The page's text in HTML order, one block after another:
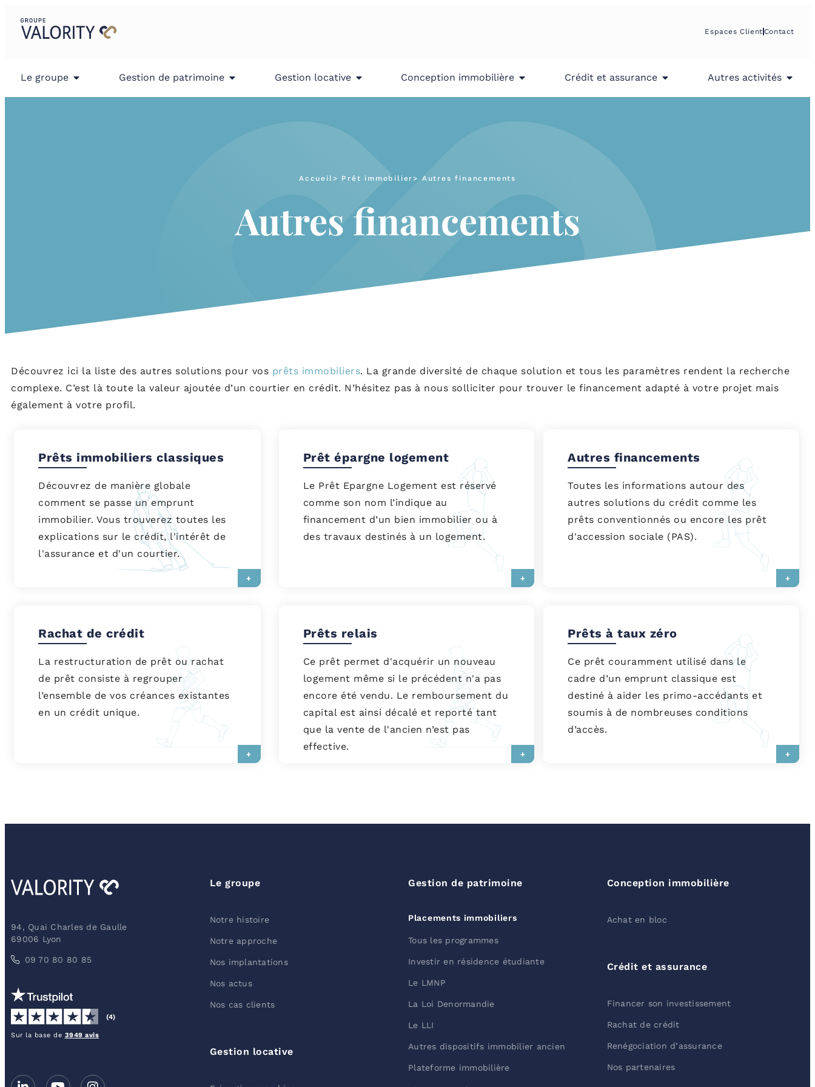
Espaces Client Contact
Le groupe Gestion de patrimoine Gestion locative Conception immobilière Crédit et assurance Autres activités
Accueil> Prêt immobilier> Autres financements
Autres financements
Découvrez ici la liste des autres solutions pour vos prêts immobiliers. La grande diversité de chaque solution et tous les paramètres rendent la recherche
complexe. C’est là toute la valeur ajoutée d’un courtier en crédit. N’hésitez pas à nous solliciter pour trouver le financement adapté à votre projet mais
également à votre profil.
Prêts immobiliers classiques
Découvrez de manière globale
comment se passe un emprunt
immobilier. Vous trouverez toutes les
explications sur le crédit, l'intérêt de
l'assurance et d'un courtier.
+
Prêt épargne logement
Le Prêt Epargne Logement est réservé
comme son nom l’indique au
financement d’un bien immobilier ou à
des travaux destinés à un logement.
+
Autres financements
Toutes les informations autour des
autres solutions du crédit comme les
prêts conventionnés ou encore les prêt
d'accession sociale (PAS).
+
Rachat de crédit
La restructuration de prêt ou rachat
de prêt consiste à regrouper
l’ensemble de vos créances existantes
en un crédit unique.
+
Prêts relais
Ce prêt permet d'acquérir un nouveau
logement même si le précédent n'a pas
encore été vendu. Le remboursement du
capital est ainsi décalé et reporté tant
que la vente de l'ancien n’est pas
effective.
+
Prêts à taux zéro
Ce prêt couramment utilisé dans le
cadre d’un emprunt classique est
destiné à aider les primo-accédants et
soumis à de nombreuses conditions
d’accès.
+
94, Quai Charles de Gaulle
69006 Lyon
09 70 80 80 85
(4)
Sur la base de 3949 avis
Le groupe
Notre histoire
Notre approche
Nos implantations
Nos actus
Nos cas clients
Gestion locative
Gestion de patrimoine
Placements immobiliers
Tous les programmes
Investir en résidence étudiante
Le LMNP
La Loi Denormandie
Le LLI
Autres dispositifs immobilier ancien
Plateforme immobilière
Conception immobilière
Achat en bloc
Crédit et assurance
Financer son investissement
Rachat de crédit
Renégociation d’assurance
Nos partenaires